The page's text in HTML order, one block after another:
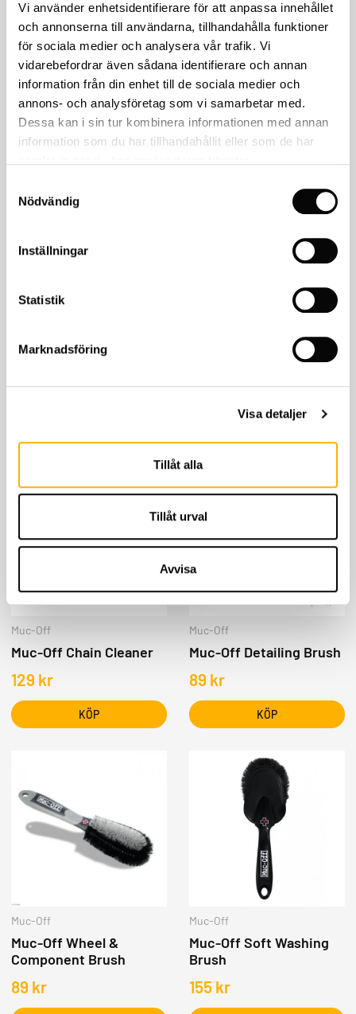
Vi använder enhetsidentifierare för att anpassa innehållet
och annonserna till användarna, tillhandahålla funktioner
för sociala medier och analysera vår trafik. Vi
vidarebefordrar även sådana identifierare och annan
information från din enhet till de sociala medier och
annons- och analysföretag som vi samarbetar med.
Dessa kan i sin tur kombinera informationen med annan
information som du har tillhandahållit eller som de har
Nödvändig
Inställningar
Statistik
Marknadsföring
Visa detaljer
Tillåt alla
Tillåt urval
Avvisa
Muc-Off Högtryckstvätt
´s kit
2,739kr
Muc-Off
Muc-Off Nano Gel Bike
Cleaner MC-rengöring 1
Liter
419kr
Muc-Off 3x Brush Set
349kr
Muc-Off Silicon Shine
169kr
Muc-Off
Muc-Off Chain Cleaner
129 kr
KÖP
Muc-Off
Muc-Off Detailing Brush
89 kr
KÖP
Muc-Off
Muc-Off Wheel &
Component Brush
89 kr
Muc-Off
Muc-Off Soft Washing
Brush
155 kr